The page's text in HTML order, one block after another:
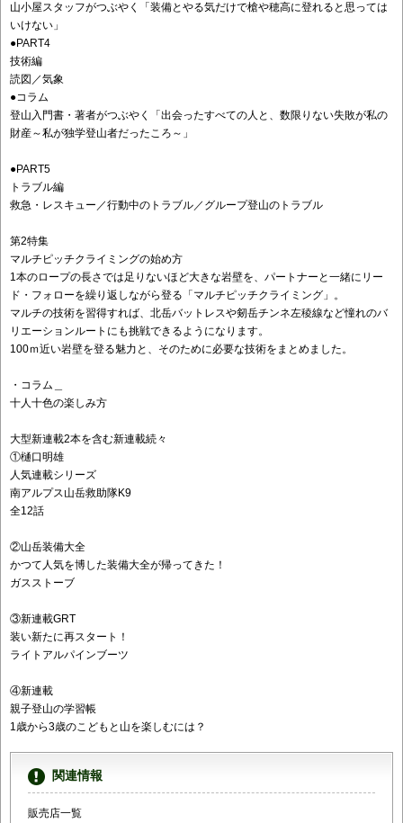
山小屋スタッフがつぶやく「装備とやる気だけで槍や穂高に登れると思っては
いけない」
●PART4
技術編
読図／気象
●コラム
登山入門書・著者がつぶやく「出会ったすべての人と、数限りない失敗が私の
財産～私が独学登山者だったころ～」
●PART5
トラブル編
救急・レスキュー／行動中のトラブル／グループ登山のトラブル
第2特集
マルチピッチクライミングの始め方
1本のロープの長さでは足りないほど大きな岩壁を、パートナーと一緒にリー
ド・フォローを繰り返しながら登る「マルチピッチクライミング」。
マルチの技術を習得すれば、北岳バットレスや剱岳チンネ左稜線など憧れのバ
リエーションルートにも挑戦できるようになります。
100ｍ近い岩壁を登る魅力と、そのために必要な技術をまとめました。
・コラム＿
十人十色の楽しみ方
大型新連載2本を含む新連載続々
①樋口明雄
人気連載シリーズ
南アルプス山岳救助隊K9
全12話
②山岳装備大全
かつて人気を博した装備大全が帰ってきた！
ガスストーブ
③新連載GRT
装い新たに再スタート！
ライトアルパインブーツ
④新連載
親子登山の学習帳
1歳から3歳のこどもと山を楽しむには？
関連情報
販売店一覧